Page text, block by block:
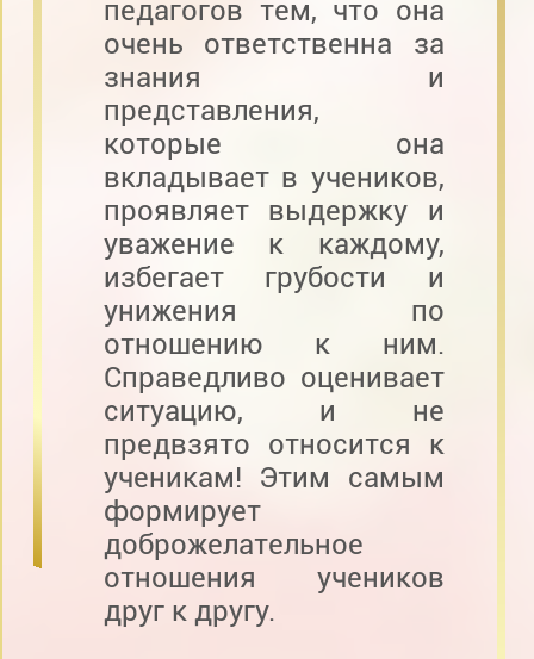
педагогов тем, что она
очень ответственна за
знания и
представления,
которые она
вкладывает в учеников,
проявляет выдержку и
уважение к каждому,
избегает грубости и
унижения по
отношению к ним.
Справедливо оценивает
ситуацию, и не
предвзято относится к
ученикам! Этим самым
формирует
доброжелательное
отношения учеников
друг к другу.